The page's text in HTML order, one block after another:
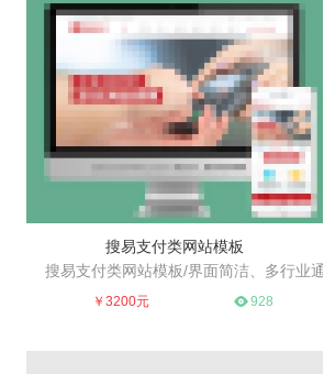
搜易支付类网站模板
搜易支付类网站模板/界面简洁、多行业通
用、易于SEO
专业设计、高端大气、适合多个行业
￥3200元 928